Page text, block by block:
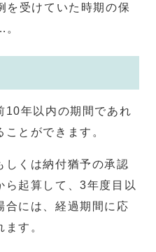
を受けていた時期の保
10年以内の期間であれ
とができます。
しくは納付猶予の承認
ら起算して、3年度目以
合には、経過期間に応
す。